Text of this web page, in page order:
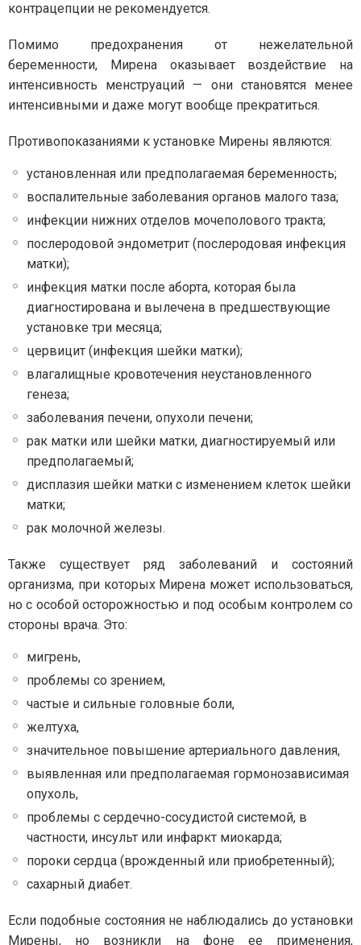
контрацепции не рекомендуется.
Помимо предохранения от нежелательной
беременности, Мирена оказывает воздействие на
интенсивность менструаций — они становятся менее
интенсивными и даже могут вообще прекратиться.
Противопоказаниями к установке Мирены являются:
установленная или предполагаемая беременность;
воспалительные заболевания органов малого таза;
инфекции нижних отделов мочеполового тракта;
послеродовой эндометрит (послеродовая инфекция
матки);
инфекция матки после аборта, которая была
диагностирована и вылечена в предшествующие
установке три месяца;
цервицит (инфекция шейки матки);
влагалищные кровотечения неустановленного
генеза;
заболевания печени, опухоли печени;
рак матки или шейки матки, диагностируемый или
предполагаемый;
дисплазия шейки матки с изменением клеток шейки
матки;
рак молочной железы.
Также существует ряд заболеваний и состояний
организма, при которых Мирена может использоваться,
но с особой осторожностью и под особым контролем со
стороны врача. Это:
мигрень,
проблемы со зрением,
частые и сильные головные боли,
желтуха,
значительное повышение артериального давления,
выявленная или предполагаемая гормонозависимая
опухоль,
проблемы с сердечно-сосудистой системой, в
частности, инсульт или инфаркт миокарда;
пороки сердца (врожденный или приобретенный);
сахарный диабет.
Если подобные состояния не наблюдались до установки
Мирены, но возникли на фоне ее применения,